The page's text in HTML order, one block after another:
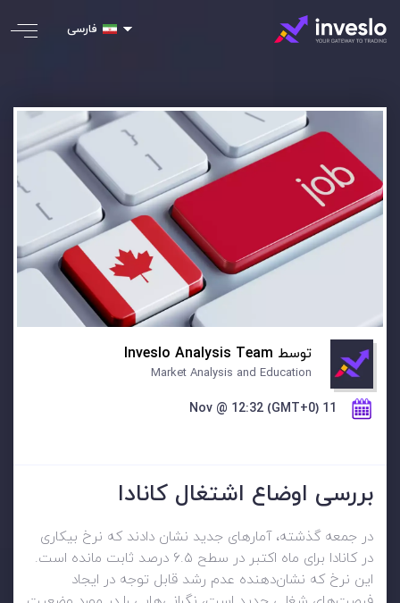
فارسی
توسط Inveslo Analysis Team
Market Analysis and Education
11 Nov @ 12:32 (GMT+0)
بررسی اوضاع اشتغال کانادا
در جمعه گذشته، آمارهای جدید نشان دادند که نرخ بیکاری
در کانادا برای ماه اکتبر در سطح ۶.۵ درصد ثابت مانده است.
این نرخ که نشان‌دهنده عدم رشد قابل توجه در ایجاد